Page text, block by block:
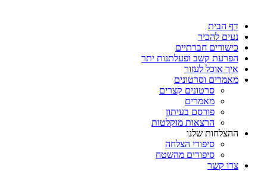
דף הבית
נעים להכיר
כישורים חברתיים
הפרעת קשב ופעלתנות יתר
איך אוכל לעזור
מאמרים וסרטונים
סרטונים קצרים
מאמרים
פורסם בעיתון
הרצאות מוקלטות
ההצלחות שלנו
סיפורי הצלחה
סיפורים מהשטח
צרו קשר